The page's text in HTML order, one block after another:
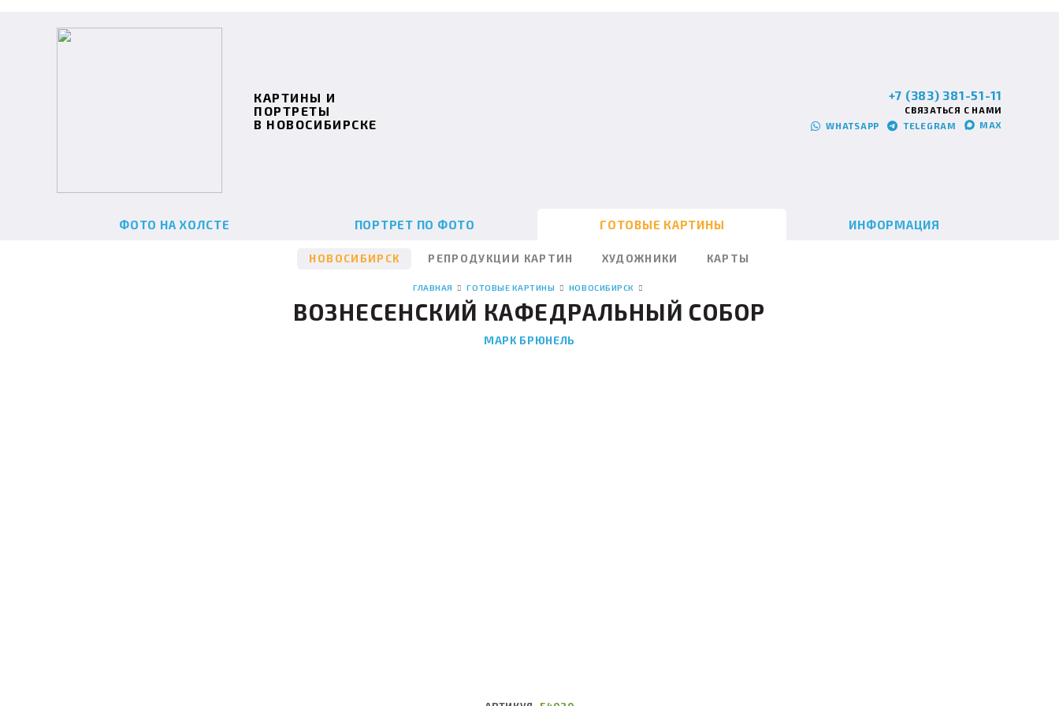
КАРТИНЫ И
ПОРТРЕТЫ
В НОВОСИБИРСКЕ
+7 (383) 381-51-11
СВЯЗАТЬСЯ С НАМИ
WHATSAPP
TELEGRAM MAX
ФОТО НА ХОЛСТЕ ПОРТРЕТ ПО ФОТО ГОТОВЫЕ КАРТИНЫ ИНФОРМАЦИЯ
НОВОСИБИРСК РЕПРОДУКЦИИ КАРТИН ХУДОЖНИКИ КАРТЫ
ГЛАВНАЯ ГОТОВЫЕ КАРТИНЫ НОВОСИБИРСК
ВОЗНЕСЕНСКИЙ КАФЕДРАЛЬНЫЙ СОБОР
МАРК БРЮНЕЛЬ